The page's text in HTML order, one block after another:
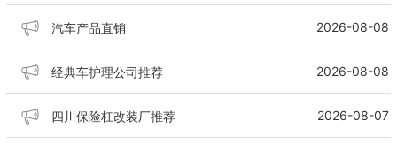
汽车产品直销 2026-08-08
经典车护理公司推荐 2026-08-08
四川保险杠改装厂推荐 2026-08-07